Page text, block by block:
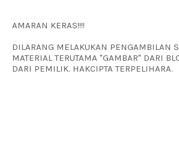
AMARAN KERAS!!!!
DILARANG MELAKUKAN PENGAMBILAN
MATERIAL TERUTAMA "GAMBAR" DARI
DARI PEMILIK. HAKCIPTA TERPELIHARA.